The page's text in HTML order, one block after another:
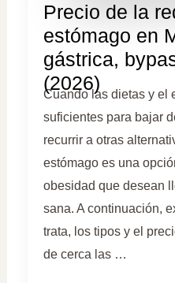
Precio de la
estómago en
gástrica,
(2026)
Cuando las dietas y el
suficientes para bajar
recurrir a otras
estómago es una
obesidad que desean
sana. A continuación,
trata, los tipos y el
de cerca las …